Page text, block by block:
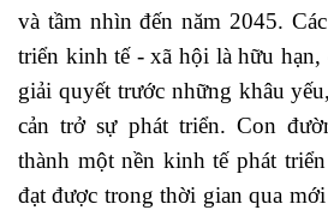
và tầm nhìn đến năm 2045.
triển kinh tế - xã hội là hữu hạn,
giải quyết trước những khâu
cản trở sự phát triển. Con
thành một nền kinh tế phát
đạt được trong thời gian qua